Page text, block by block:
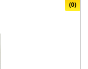
(0)